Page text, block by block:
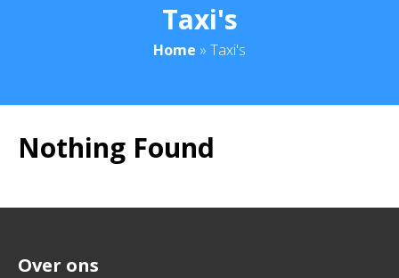
Taxi's
Home » Taxi's
Nothing Found
Over ons